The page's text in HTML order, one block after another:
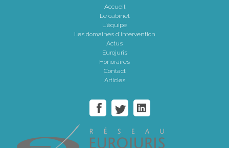
Accueil
Le cabinet
L'équipe
Les domaines d'intervention
Actus
Eurojuris
Honoraires
Contact
Articles